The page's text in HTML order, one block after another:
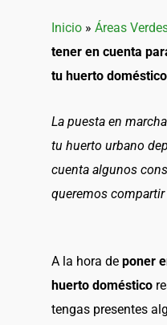
Inicio » Áreas
tener en cuenta
tu huerto doméstico
La puesta en
tu huerto urbano
cuenta algunos
queremos
A la hora de poner
huerto doméstico
tengas presentes